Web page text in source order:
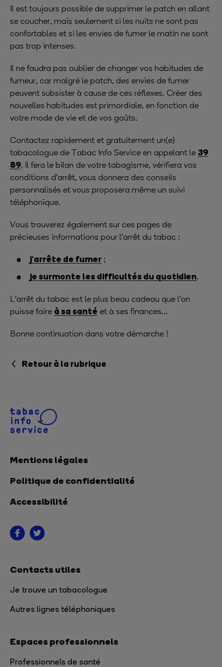
Il est toujours possible de supprimer le patch en allant
se coucher, mais seulement si les nuits ne sont pas
confortables et si les envies de fumer le matin ne sont
pas trop intenses.
Il ne faudra pas oublier de changer vos habitudes de
fumeur, car malgré le patch, des envies de fumer
peuvent subsister à cause de ces réflexes. Créer des
nouvelles habitudes est primordiale, en fonction de
votre mode de vie et de vos goûts.
Contactez rapidement et gratuitement un(e)
tabacologue de Tabac Info Service en appelant le 39
89. Il fera le bilan de votre tabagisme, vérifiera vos
conditions d'arrêt, vous donnera des conseils
personnalisés et vous proposera même un suivi
téléphonique.
Vous trouverez également sur ces pages de
précieuses informations pour l'arrêt du tabac :
j'arrête de fumer ;
je surmonte les difficultés du quotidien.
L'arrêt du tabac est le plus beau cadeau que l'on
puisse faire à sa santé et à ses finances...
Bonne continuation dans votre démarche !
Retour à la rubrique
Mentions légales
Politique de confidentialité
Accessibilité
Contacts utiles
Je trouve un tabacologue
Autres lignes téléphoniques
Espaces professionnels
Professionnels de santé